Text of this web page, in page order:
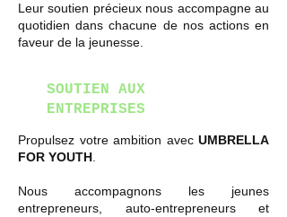
Leur soutien précieux nous accompagne au
quotidien dans chacune de nos actions en
faveur de la jeunesse.
SOUTIEN AUX
ENTREPRISES
Propulsez votre ambition avec UMBRELLA
FOR YOUTH
Nous accompagnons les jeunes
entrepreneurs, auto-entrepreneurs et